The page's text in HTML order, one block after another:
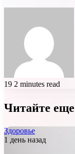
19 2 minutes read
Читайте еще
Здоровье
1 день назад